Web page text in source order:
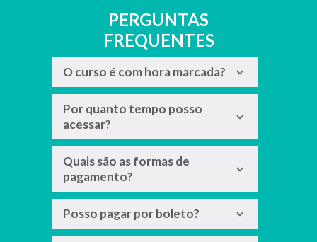
PERGUNTAS
FREQUENTES
O curso é com hora marcada?
Por quanto tempo posso
acessar?
Quais são as formas de
pagamento?
Posso pagar por boleto?